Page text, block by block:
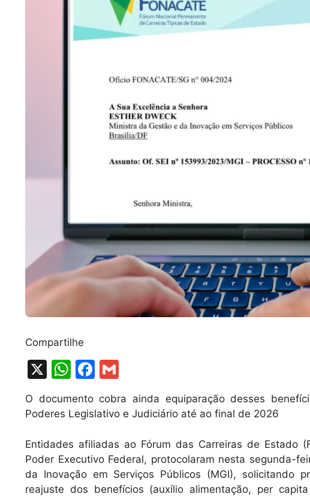
Compartilhe
X
W
at
A
p
p
F
c
b
o
o
ai
O documento cobra ainda equiparação desses
Poderes Legislativo e Judiciário até ao final de 2026
Entidades afiliadas ao Fórum das Carreiras de Estado
Poder Executivo Federal, protocolaram nesta segunda-
da Inovação em Serviços Públicos (MGI), solicitando
reajuste dos benefícios (auxílio alimentação, per